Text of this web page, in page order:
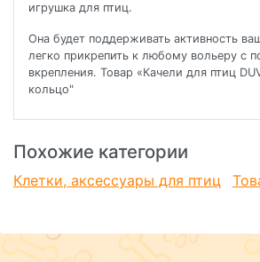
игрушка для птиц.
Она будет поддерживать активность
легко прикрепить к любому вольеру с
вкрепления. Товар «Качели для птиц
кольцо"
Похожие категории
Клетки, аксессуары для птиц